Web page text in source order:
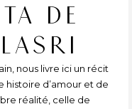
DE
nous livre ici un récit
histoire d’amour et de
réalité, celle de